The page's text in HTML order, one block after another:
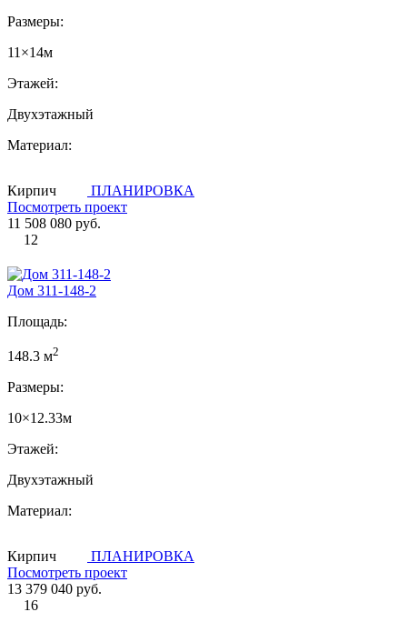
Размеры:
11×14м
Этажей:
Двухэтажный
Материал:
Кирпич
ПЛАНИРОВКА
Посмотреть проект
11 508 080 руб.
12
Дом 311-148-2
Площадь:
148.3 м2
Размеры:
10×12.33м
Этажей:
Двухэтажный
Материал:
Кирпич
ПЛАНИРОВКА
Посмотреть проект
13 379 040 руб.
16